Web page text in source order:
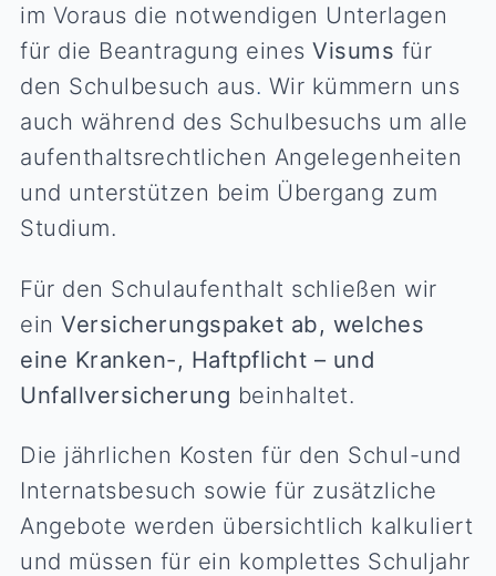
im Voraus die notwendigen Unterlagen
für die Beantragung einesVisums für
den Schulbesuch aus. Wir kümmern uns
auch während des Schulbesuchs um alle
aufenthaltsrechtlichen Angelegenheiten
und unterstützen beim Übergang zum
Studium.
Für den Schulaufenthalt schließen wir
ein Versicherungspaket ab, welches
eine Kranken-, Haftpflicht – und
Unfallversicherung beinhaltet.
Die jährlichen Kosten für den Schul-und
Internatsbesuch sowie für zusätzliche
Angebote werden übersichtlich kalkuliert
und müssen für ein komplettes Schuljahr